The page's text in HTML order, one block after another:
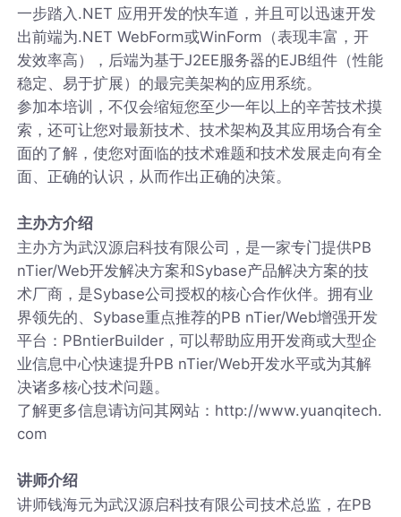
一步踏入.NET 应用开发的快车道，并且可以迅速开发
出前端为.NET WebForm或WinForm（表现丰富，开
发效率高），后端为基于J2EE服务器的EJB组件（性能
稳定、易于扩展）的最完美架构的应用系统。
参加本培训，不仅会缩短您至少一年以上的辛苦技术摸
索，还可让您对最新技术、技术架构及其应用场合有全
面的了解，使您对面临的技术难题和技术发展走向有全
面、正确的认识，从而作出正确的决策。
主办方介绍
主办方为武汉源启科技有限公司，是一家专门提供PB
nTier/Web开发解决方案和Sybase产品解决方案的技
术厂商，是Sybase公司授权的核心合作伙伴。拥有业
界领先的、Sybase重点推荐的PB nTier/Web增强开发
平台：PBntierBuilder，可以帮助应用开发商或大型企
业信息中心快速提升PB nTier/Web开发水平或为其解
决诸多核心技术问题。
了解更多信息请访问其网站：http://www.yuanqitech.
com
讲师介绍
讲师钱海元为武汉源启科技有限公司技术总监，在PB